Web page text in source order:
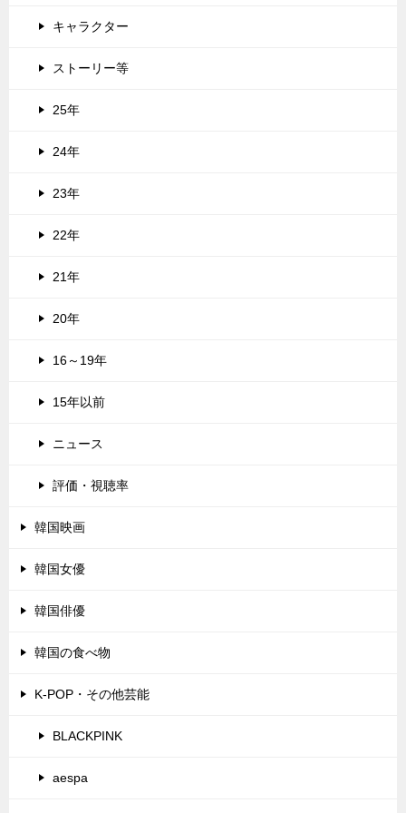
キャラクター
ストーリー等
25年
24年
23年
22年
21年
20年
16～19年
15年以前
ニュース
評価・視聴率
韓国映画
韓国女優
韓国俳優
韓国の食べ物
K-POP・その他芸能
BLACKPINK
aespa